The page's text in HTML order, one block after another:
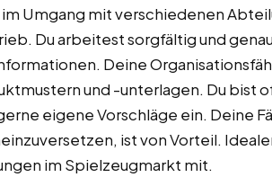
Umgang mit verschiedenen
Du arbeitest sorgfältig und
Deine
und -unterlagen. Du bist
eigene Vorschläge ein. Deine
ist von Vorteil.
im Spielzeugmarkt mit.